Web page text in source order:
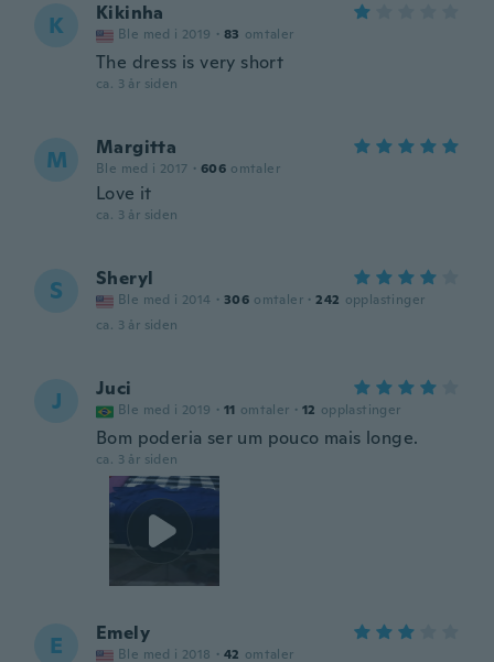
K Kikinha
Ble med i 2019 · 83 omtaler
The dress is very short
ca. 3 år siden
M Margitta
Ble med i 2017 · 606 omtaler
Love it
ca. 3 år siden
S Sheryl
Ble med i 2014 · 306 omtaler · 242 opplastinger
ca. 3 år siden
J Juci
Ble med i 2019 · 11 omtaler · 12 opplastinger
Bom poderia ser um pouco mais longe.
ca. 3 år siden
E Emely
Ble med i 2018 · 42 omtaler